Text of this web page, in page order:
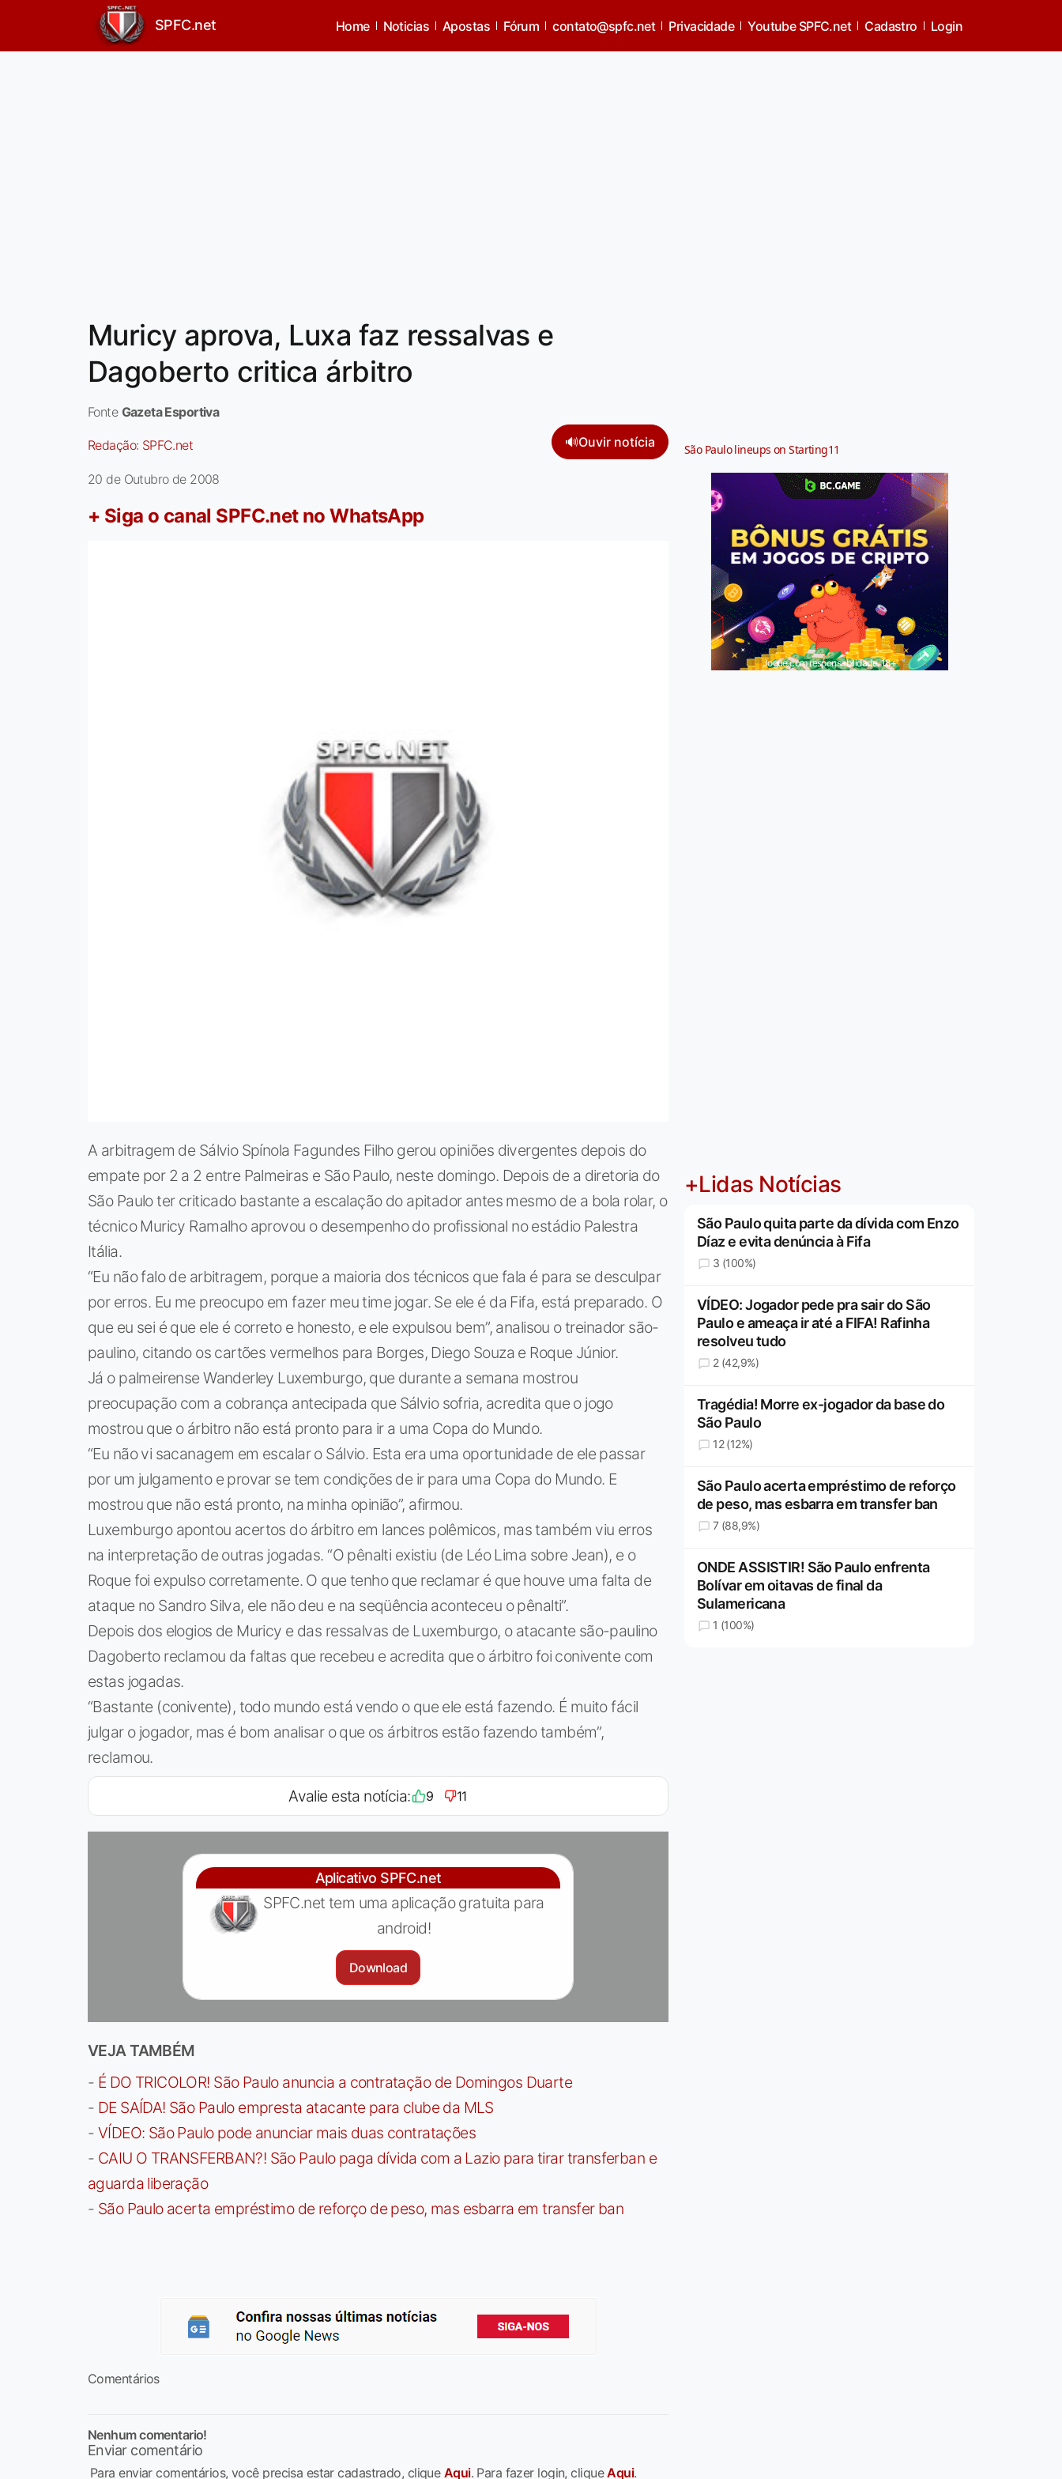
SPFC.net Home Noticias Apostas Fórum contato@spfc.net Privacidade Youtube SPFC.net Cadastro Login
Muricy aprova, Luxa faz ressalvas e
Dagoberto critica árbitro
Fonte Gazeta Esportiva
Redação: SPFC.net 🔊Ouvir notícia
20 de Outubro de 2008
+ Siga o canal SPFC.net no WhatsApp
A arbitragem de Sálvio Spínola Fagundes Filho gerou opiniões divergentes depois do
empate por 2 a 2 entre Palmeiras e São Paulo, neste domingo. Depois de a diretoria do
São Paulo ter criticado bastante a escalação do apitador antes mesmo de a bola rolar, o
técnico Muricy Ramalho aprovou o desempenho do profissional no estádio Palestra
Itália.
“Eu não falo de arbitragem, porque a maioria dos técnicos que fala é para se desculpar
por erros. Eu me preocupo em fazer meu time jogar. Se ele é da Fifa, está preparado. O
que eu sei é que ele é correto e honesto, e ele expulsou bem”, analisou o treinador são-
paulino, citando os cartões vermelhos para Borges, Diego Souza e Roque Júnior.
Já o palmeirense Wanderley Luxemburgo, que durante a semana mostrou
preocupação com a cobrança antecipada que Sálvio sofria, acredita que o jogo
mostrou que o árbitro não está pronto para ir a uma Copa do Mundo.
“Eu não vi sacanagem em escalar o Sálvio. Esta era uma oportunidade de ele passar
por um julgamento e provar se tem condições de ir para uma Copa do Mundo. E
mostrou que não está pronto, na minha opinião”, afirmou.
Luxemburgo apontou acertos do árbitro em lances polêmicos, mas também viu erros
na interpretação de outras jogadas. “O pênalti existiu (de Léo Lima sobre Jean), e o
Roque foi expulso corretamente. O que tenho que reclamar é que houve uma falta de
ataque no Sandro Silva, ele não deu e na seqüência aconteceu o pênalti”.
Depois dos elogios de Muricy e das ressalvas de Luxemburgo, o atacante são-paulino
Dagoberto reclamou da faltas que recebeu e acredita que o árbitro foi conivente com
estas jogadas.
“Bastante (conivente), todo mundo está vendo o que ele está fazendo. É muito fácil
julgar o jogador, mas é bom analisar o que os árbitros estão fazendo também”,
reclamou.
Avalie esta notícia: 9 11
Aplicativo SPFC.net
SPFC.net tem uma aplicação gratuita para
android!
Download
VEJA TAMBÉM
- É DO TRICOLOR! São Paulo anuncia a contratação de Domingos Duarte
- DE SAÍDA! São Paulo empresta atacante para clube da MLS
- VÍDEO: São Paulo pode anunciar mais duas contratações
- CAIU O TRANSFERBAN?! São Paulo paga dívida com a Lazio para tirar transferban e
aguarda liberação
- São Paulo acerta empréstimo de reforço de peso, mas esbarra em transfer ban
Comentários
Nenhum comentario!
Enviar comentário
Para enviar comentários, você precisa estar cadastrado, clique Aqui. Para fazer login, cliqueAqui.
São Paulo lineups on Starting11
Jogue com responsabilidade. 18+
+Lidas Notícias
São Paulo quita parte da dívida com Enzo
Díaz e evita denúncia à Fifa
3 (100%)
VÍDEO: Jogador pede pra sair do São
Paulo e ameaça ir até a FIFA! Rafinha
resolveu tudo
2 (42,9%)
Tragédia! Morre ex-jogador da base do
São Paulo
12 (12%)
São Paulo acerta empréstimo de reforço
de peso, mas esbarra em transfer ban
7 (88,9%)
ONDE ASSISTIR! São Paulo enfrenta
Bolívar em oitavas de final da
Sulamericana
1 (100%)